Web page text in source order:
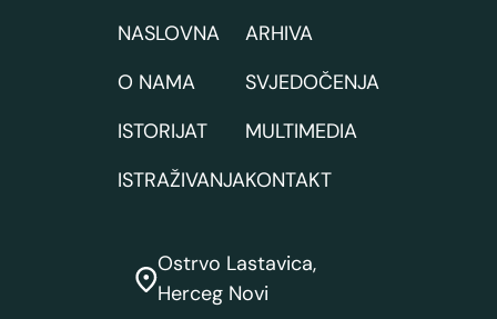
NASLOVNA
O NAMA
ISTORIJAT
ISTRAŽIVANJA
ARHIVA
SVJEDOČENJA
MULTIMEDIA
KONTAKT
Ostrvo Lastavica,
Herceg Novi